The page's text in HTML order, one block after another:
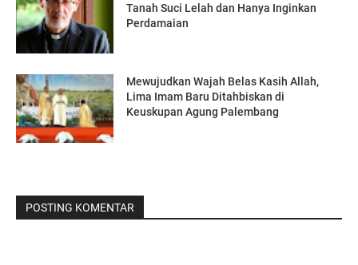
Tanah Suci Lelah dan Hanya Inginkan
Perdamaian
Mewujudkan Wajah Belas Kasih Allah,
Lima Imam Baru Ditahbiskan di
Keuskupan Agung Palembang
POSTING KOMENTAR